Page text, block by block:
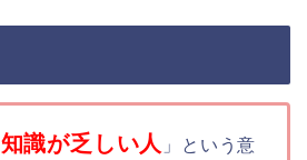
知識が乏しい人 」という意